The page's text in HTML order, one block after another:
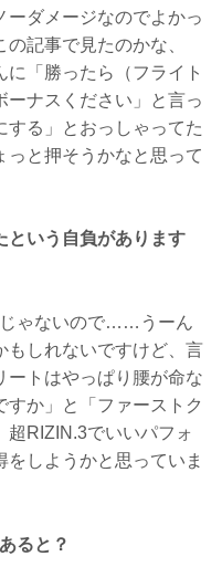
ーダメージなのでよかっ
記事で見たのかな、
に「勝ったら（フライト
ーナスください」と言っ
する」とおっしゃってた
っと押そうかなと思って
という自負があります
ゃないので……うーん
もしれないですけど、言
ートはやっぱり腰が命な
か」と「ファーストク
超RIZIN.3でいいパフォ
しようかと思っていま
ると？